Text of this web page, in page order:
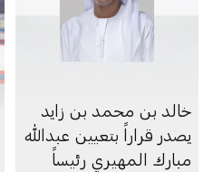
خالد بن محمد بن زايد
يصدر قراراً بتعيين عبدالله
مبارك المهيري رئيساً